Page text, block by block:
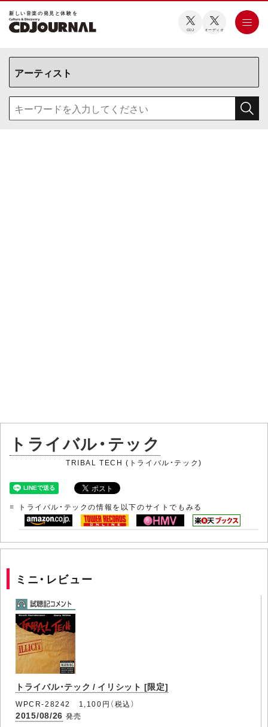
新しい⾳楽の発⾒と体験を
CDJ オーディオ
トライバル・テック
TRIBAL TECH (トライバル・テック)
トライバル・テックの情報を以下のサイトでもみる
ミニ・レビュー
トライバル・テック / イリシット [限定]
WPCR-28242 1,100円（税込）
2015/08/26 発売